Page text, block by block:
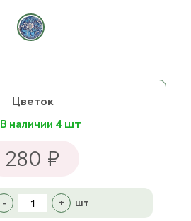
Цветок
В наличии 4 шт
280 ₽
- + шт